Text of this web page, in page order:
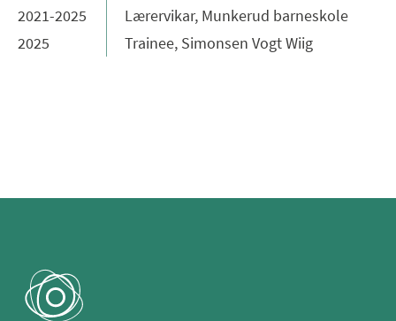
2021-2025
Lærervikar, Munkerud barneskole
2025
Trainee, Simonsen Vogt Wiig